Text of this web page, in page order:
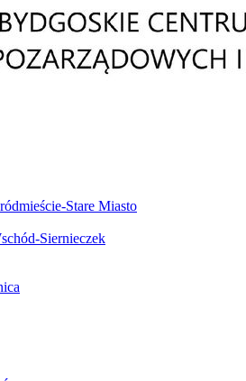
Stare Miasto
Siernieczek